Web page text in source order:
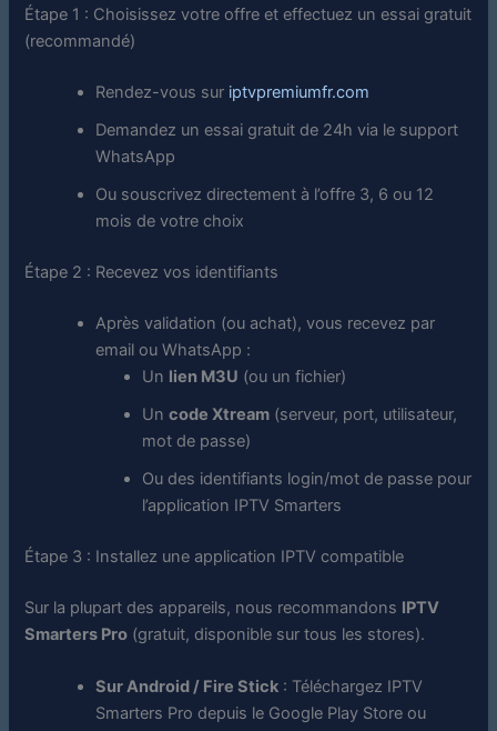
Étape 1 : Choisissez votre offre et effectuez un essai gratuit
(recommandé)
Rendez-vous sur iptvpremiumfr.com
Demandez un essai gratuit de 24h via le support
WhatsApp
Ou souscrivez directement à l’offre 3, 6 ou 12
mois de votre choix
Étape 2 : Recevez vos identifiants
Après validation (ou achat), vous recevez par
email ou WhatsApp :
Un lien M3U (ou un fichier)
Uncode Xtream (serveur, port, utilisateur,
mot de passe)
Ou des identifiants login/mot de passe pour
l’application IPTV Smarters
Étape 3 : Installez une application IPTV compatible
Sur la plupart des appareils, nous recommandons IPTV
Smarters Pro (gratuit, disponible sur tous les stores).
Sur Android / Fire Stick : Téléchargez IPTV
Smarters Pro depuis le Google Play Store ou